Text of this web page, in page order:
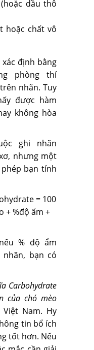
dầu thô
hoặc chất vô
định bằng
phòng thí
nhãn. Tuy
được hàm
không hòa
ghi nhãn
nhưng một
bạn tính
= 100
+ %độ ẩm +
% độ ẩm
bạn có
Carbohydrate
của chó mèo
Việt Nam. Hy
tin bổ ích
tốt hơn. Nếu